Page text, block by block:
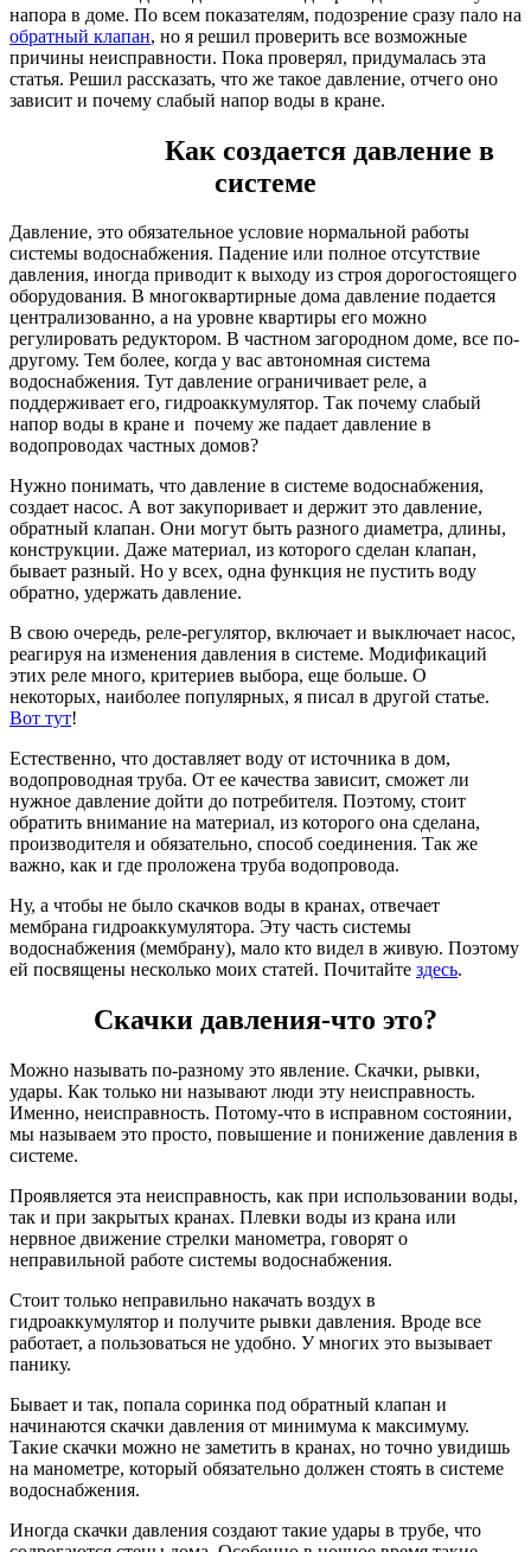
напора в доме. По всем показателям, подозрение сразу пало на
обратный клапан, но я решил проверить все возможные
причины неисправности. Пока проверял, придумалась эта
статья. Решил рассказать, что же такое давление, отчего оно
зависит и почему слабый напор воды в кране.
Как создается давление в
системе
Давление, это обязательное условие нормальной работы
системы водоснабжения. Падение или полное отсутствие
давления, иногда приводит к выходу из строя дорогостоящего
оборудования. В многоквартирные дома давление подается
централизованно, а на уровне квартиры его можно
регулировать редуктором. В частном загородном доме, все по-
другому. Тем более, когда у вас автономная система
водоснабжения. Тут давление ограничивает реле, а
поддерживает его, гидроаккумулятор. Так почему слабый
напор воды в кране и почему же падает давление в
водопроводах частных домов?
Нужно понимать, что давление в системе водоснабжения,
создает насос. А вот закупоривает и держит это давление,
обратный клапан. Они могут быть разного диаметра, длины,
конструкции. Даже материал, из которого сделан клапан,
бывает разный. Но у всех, одна функция не пустить воду
обратно, удержать давление.
В свою очередь, реле-регулятор, включает и выключает насос,
реагируя на изменения давления в системе. Модификаций
этих реле много, критериев выбора, еще больше. О
некоторых, наиболее популярных, я писал в другой статье.
Вот тут!
Естественно, что доставляет воду от источника в дом,
водопроводная труба. От ее качества зависит, сможет ли
нужное давление дойти до потребителя. Поэтому, стоит
обратить внимание на материал, из которого она сделана,
производителя и обязательно, способ соединения. Так же
важно, как и где проложена труба водопровода.
Ну, а чтобы не было скачков воды в кранах, отвечает
мембрана гидроаккумулятора. Эту часть системы
водоснабжения (мембрану), мало кто видел в живую. Поэтому
ей посвящены несколько моих статей. Почитайте здесь.
Скачки давления-что это?
Можно называть по-разному это явление. Скачки, рывки,
удары. Как только ни называют люди эту неисправность.
Именно, неисправность. Потому-что в исправном состоянии,
мы называем это просто, повышение и понижение давления в
системе.
Проявляется эта неисправность, как при использовании воды,
так и при закрытых кранах. Плевки воды из крана или
нервное движение стрелки манометра, говорят о
неправильной работе системы водоснабжения.
Стоит только неправильно накачать воздух в
гидроаккумулятор и получите рывки давления. Вроде все
работает, а пользоваться не удобно. У многих это вызывает
панику.
Бывает и так, попала соринка под обратный клапан и
начинаются скачки давления от минимума к максимуму.
Такие скачки можно не заметить в кранах, но точно увидишь
на манометре, который обязательно должен стоять в системе
водоснабжения.
Иногда скачки давления создают такие удары в трубе, что